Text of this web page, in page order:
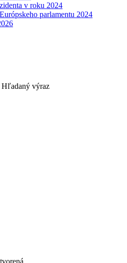
v roku 2024
parlamentu 2024
Hľadaný výraz